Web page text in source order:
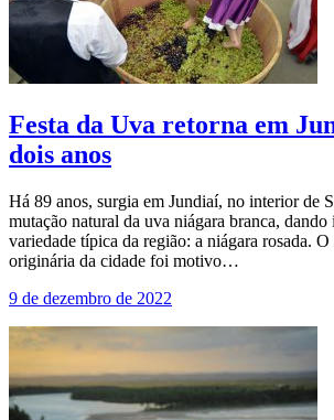
Festa da Uva retorna em
dois anos
Há 89 anos, surgia em Jundiaí, no interior de
mutação natural da uva niágara branca, dando
variedade típica da região: a niágara rosada.
originária da cidade foi motivo…
9 de dezembro de 2022